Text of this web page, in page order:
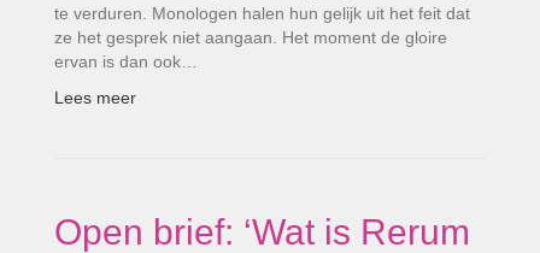
te verduren. Monologen halen hun gelijk uit het feit dat
ze het gesprek niet aangaan. Het moment de gloire
ervan is dan ook…
Lees meer
Open brief: ‘Wat is Rerum